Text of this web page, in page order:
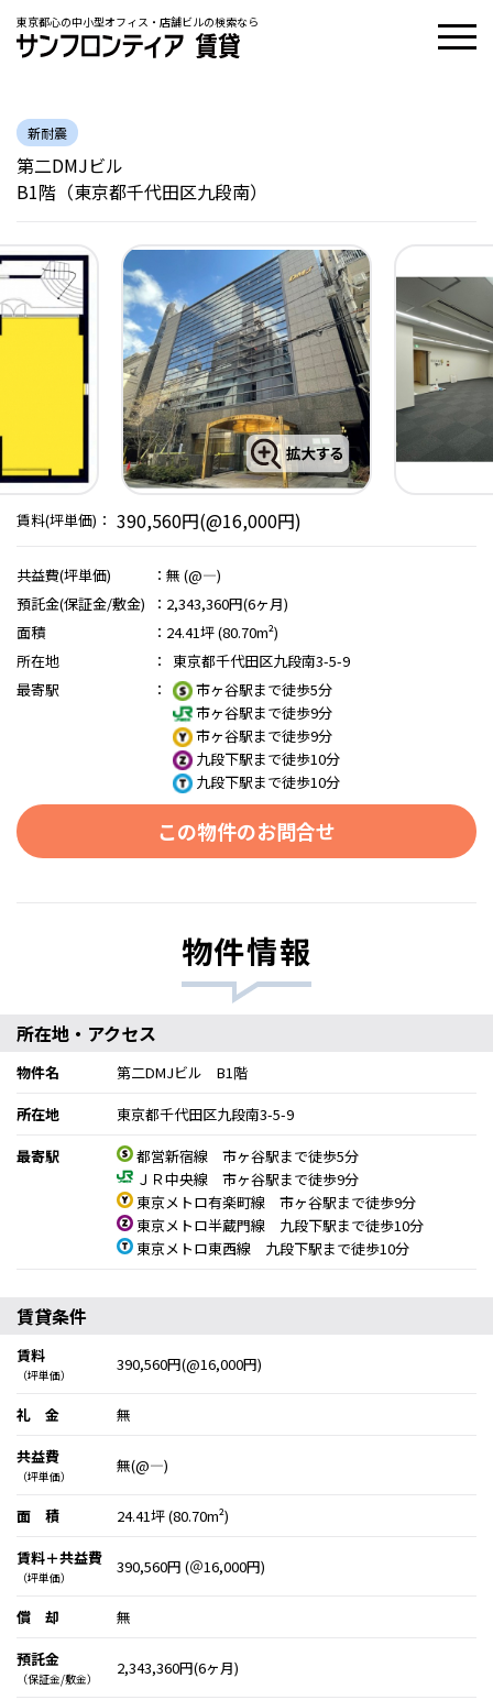
東京都心の中小型オフィス・店舗ビルの検索なら
新耐震
第二DMJビル
B1階（東京都千代田区九段南）
賃料(坪単価)： 390,560円(@16,000円)
共益費(坪単価) ： 無 (@―)
預託金(保証金/敷金)
： 2,343,360円(6ヶ月)
面積
： 24.41坪 (80.70m²)
所在地
：
東京都千代田区九段南3-5-9
最寄駅
：
市ヶ谷駅まで徒歩5分
市ヶ谷駅まで徒歩9分
市ヶ谷駅まで徒歩9分
九段下駅まで徒歩10分
九段下駅まで徒歩10分
この物件のお問合せ
物件情報
所在地・アクセス
物件名
第二DMJビル B1階
所在地
東京都千代田区九段南3-5-9
最寄駅
都営新宿線 市ヶ谷駅まで徒歩5分
ＪＲ中央線 市ヶ谷駅まで徒歩9分
東京メトロ有楽町線 市ヶ谷駅まで徒歩9分
東京メトロ半蔵門線 九段下駅まで徒歩10分
東京メトロ東西線 九段下駅まで徒歩10分
賃貸条件
賃料
（坪単価）
390,560円(@16,000円)
礼 金
無
共益費
（坪単価）
無(@―)
面 積
24.41坪 (80.70m²)
賃料＋共益費
（坪単価）
390,560円 (＠16,000円)
償 却
無
預託金
（保証金/敷金）
2,343,360円(6ヶ月)